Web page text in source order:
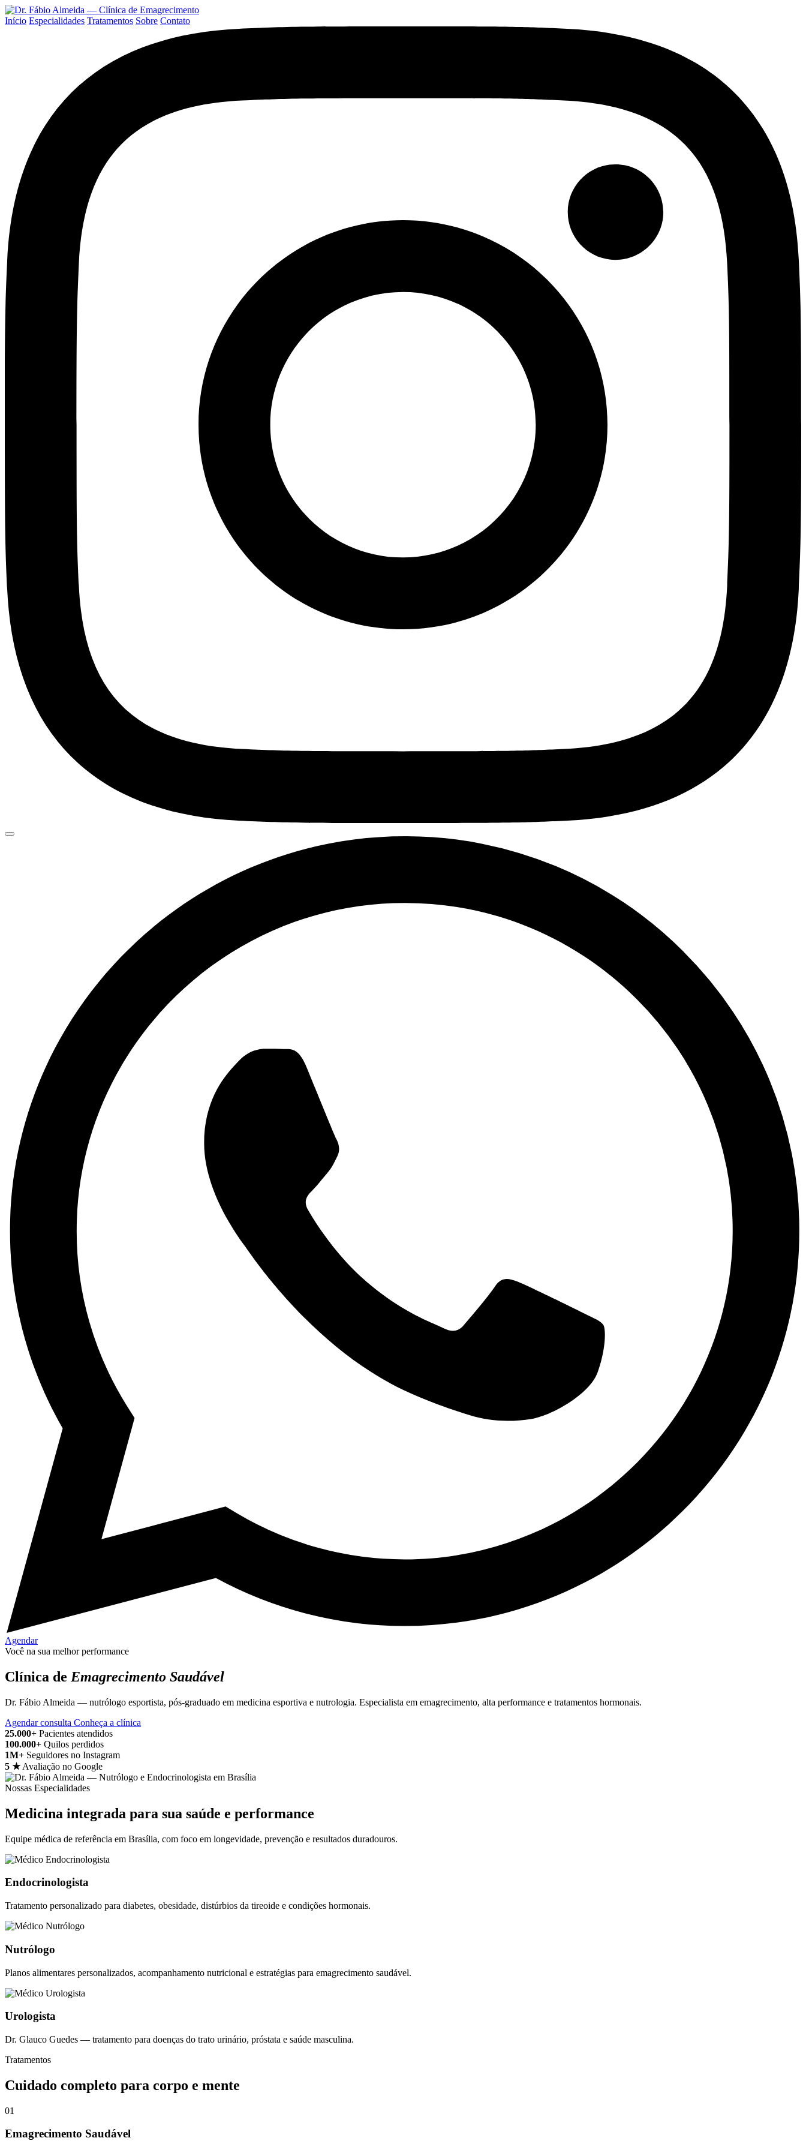
Início Especialidades Tratamentos Sobre Contato
Agendar
Você na sua melhor performance
Clínica de Emagrecimento Saudável
Dr. Fábio Almeida — nutrólogo esportista, pós-graduado em medicina esportiva e nutrologia. Especialista em emagrecimento, alta performance e tratamentos hormonais.
Agendar consulta Conheça a clínica
25.000+ Pacientes atendidos
100.000+ Quilos perdidos
1M+ Seguidores no Instagram
5 ★ Avaliação no Google
Nossas Especialidades
Medicina integrada para sua saúde e performance
Equipe médica de referência em Brasília, com foco em longevidade, prevenção e resultados duradouros.
Endocrinologista
Tratamento personalizado para diabetes, obesidade, distúrbios da tireoide e condições hormonais.
Nutrólogo
Planos alimentares personalizados, acompanhamento nutricional e estratégias para emagrecimento saudável.
Urologista
Dr. Glauco Guedes — tratamento para doenças do trato urinário, próstata e saúde masculina.
Tratamentos
Cuidado completo para corpo e mente
01
Emagrecimento Saudável